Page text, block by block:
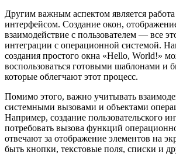
Другим важным аспектом является
интерфейсом. Создание окон,
взаимодействие с пользователем — все
интеграции с операционной системой.
создания простого окна «Hello, World!»
воспользоваться готовыми шаблонами и
которые облегчают этот процесс.
Помимо этого, важно учитывать
системными вызовами и объектами
Например, создание пользовательского
потребовать вызова функций
отвечают за отображение элементов на
быть кнопки, текстовые поля, списки и